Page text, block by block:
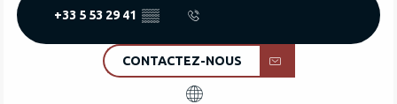
+33 5 53 29 41 ▒▒
CONTACTEZ-NOUS